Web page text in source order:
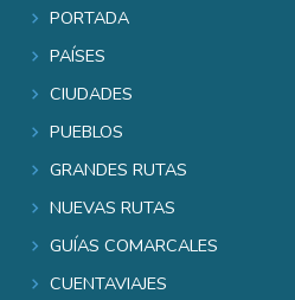
Portada
Países
Ciudades
Pueblos
Grandes rutas
Nuevas rutas
Guías comarcales
Cuentaviajes